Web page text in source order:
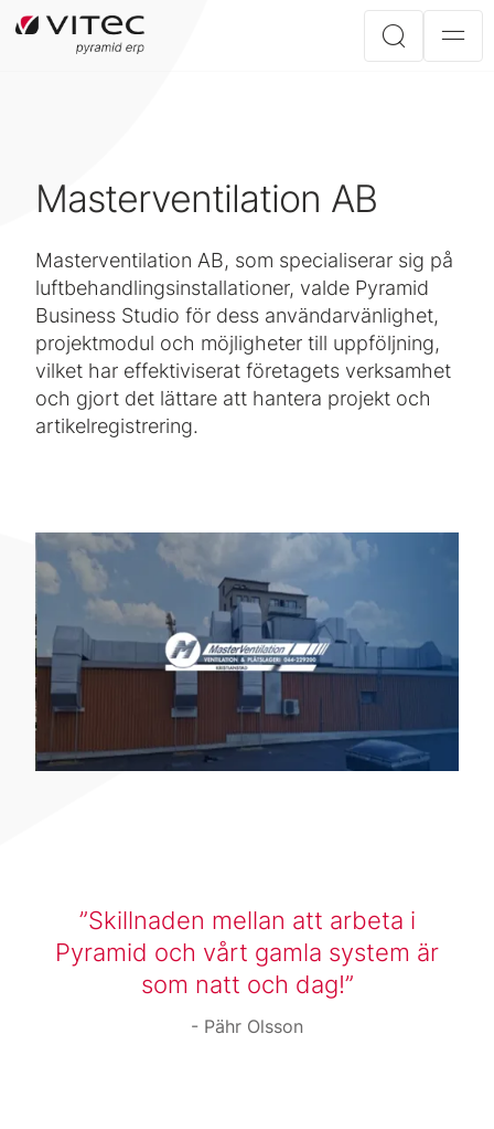
Masterventilation AB
Masterventilation AB, som specialiserar sig på
luftbehandlingsinstallationer, valde Pyramid
Business Studio för dess användarvänlighet,
projektmodul och möjligheter till uppföljning,
vilket har effektiviserat företagets verksamhet
och gjort det lättare att hantera projekt och
artikelregistrering.
Skillnaden mellan att arbeta i
Pyramid och vårt gamla system är
som natt och dag!
Pähr Olsson